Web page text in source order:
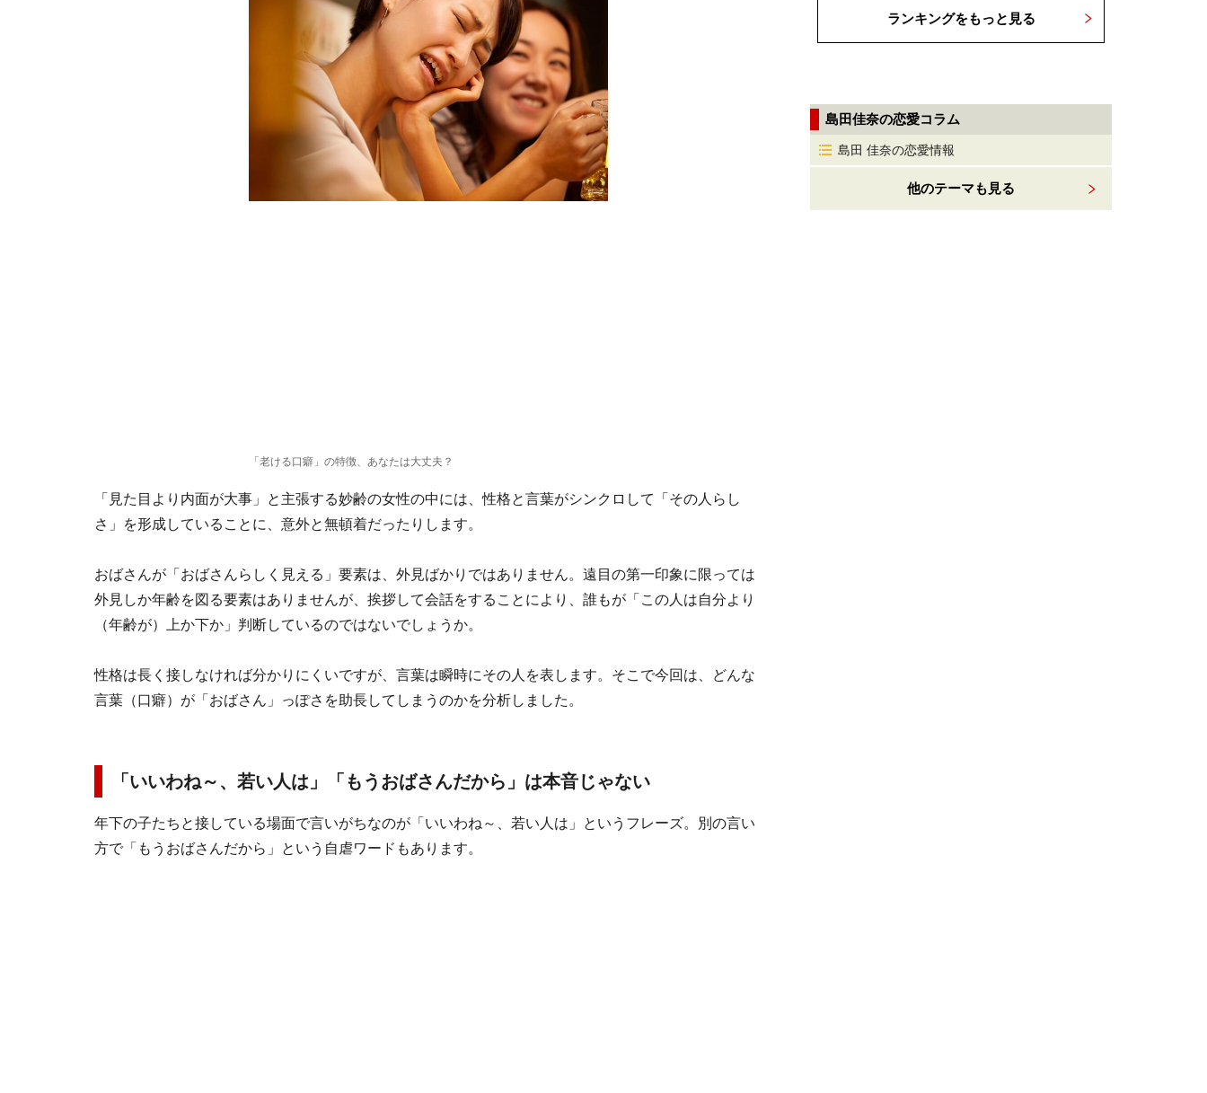
「老ける口癖」の特徴、あなたは大丈夫？
「見た目より内面が大事」と主張する妙齢の女性の中には、性格と言葉がシンクロして「その人らし
さ」を形成していることに、意外と無頓着だったりします。
おばさんが「おばさんらしく見える」要素は、外見ばかりではありません。遠目の第一印象に限っては
外見しか年齢を図る要素はありませんが、挨拶して会話をすることにより、誰もが「この人は自分より
（年齢が）上か下か」判断しているのではないでしょうか。
性格は長く接しなければ分かりにくいですが、言葉は瞬時にその人を表します。そこで今回は、どんな
言葉（口癖）が「おばさん」っぽさを助長してしまうのかを分析しました。
「いいわね～、若い人は」「もうおばさんだから」は本音じゃない
年下の子たちと接している場面で言いがちなのが「いいわね～、若い人は」というフレーズ。別の言い
方で「もうおばさんだから」という自虐ワードもあります。
ランキングをもっと見る
島田佳奈の恋愛コラム
島田 佳奈の恋愛情報
他のテーマも見る